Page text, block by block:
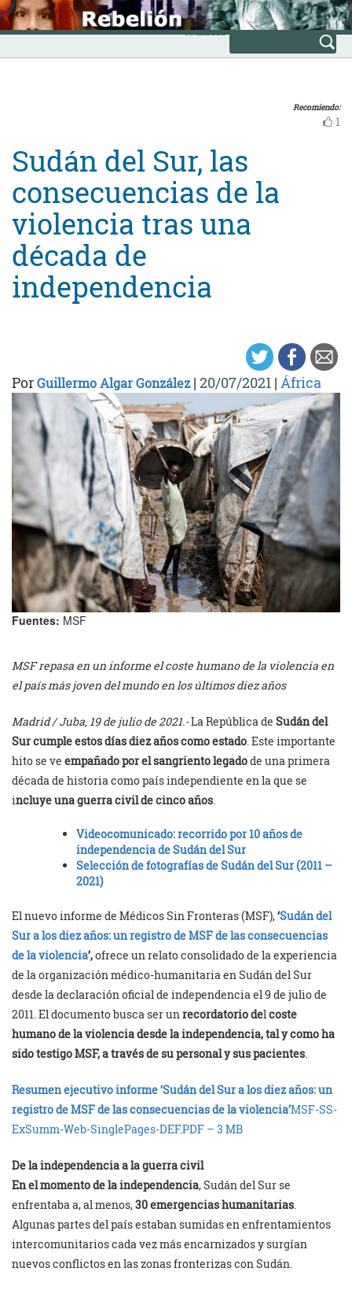
Skip
to
content
INICIO
Avanzada
Recomiendo:
1
Sudán del Sur, las
consecuencias de la
violencia tras una
década de
independencia
PorGuillermo Algar González| 20/07/2021 | África
Fuentes: MSF
MSF repasa en un informe el coste humano de la violencia en
el país más joven del mundo en los últimos diez años
Madrid / Juba, 19 de julio de 2021.-La República de Sudán del
Sur cumple estos días diez años como estado. Este importante
hito se ve empañado por el sangriento legadode una primera
década de historia como país independiente en la que se
incluye una guerra civil de cinco años.
Videocomunicado: recorrido por 10 años de
independencia de Sudán del Sur
Selección de fotografías de Sudán del Sur (2011 –
2021)
El nuevo informe de Médicos Sin Fronteras (MSF),‘Sudán del
Sur a los diez años: un registro de MSF de las consecuencias
de la violencia’,ofrece un relato consolidado de la experiencia
de la organización médico-humanitaria en Sudán del Sur
desde la declaración oficial de independencia el 9 de julio de
2011. El documento busca ser unrecordatorio delcoste
humano de la violencia desde la independencia, tal y como ha
sido testigo MSF, a través de su personal y sus pacientes.
Resumen ejecutivo informe ‘Sudán del Sur a los diez años: un
registro de MSF de las consecuencias de la violencia’MSF-SS-
ExSumm-Web-SinglePages-DEF.PDF – 3 MB
De la independencia a la guerra civil
En el momento de la independencia, Sudán del Sur se
enfrentaba a, al menos,30 emergencias humanitarias.
Algunas partes del país estaban sumidas en enfrentamientos
intercomunitarios cada vez más encarnizados y surgían
nuevos conflictos en las zonas fronterizas con Sudán.